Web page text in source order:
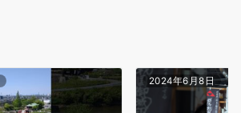
2024年6月8日